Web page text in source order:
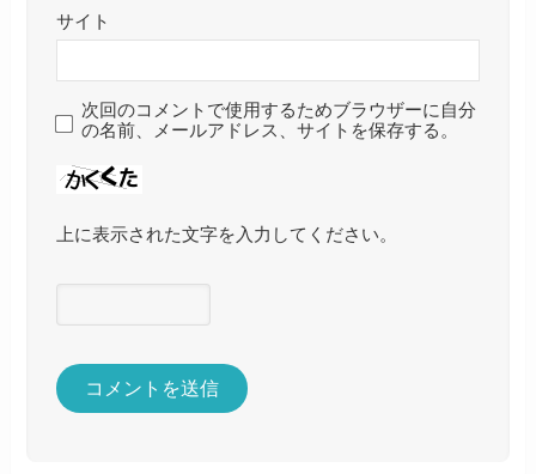
サイト
次回のコメントで使用するためブラウザーに自分
の名前、メールアドレス、サイトを保存する。
上に表示された文字を入力してください。